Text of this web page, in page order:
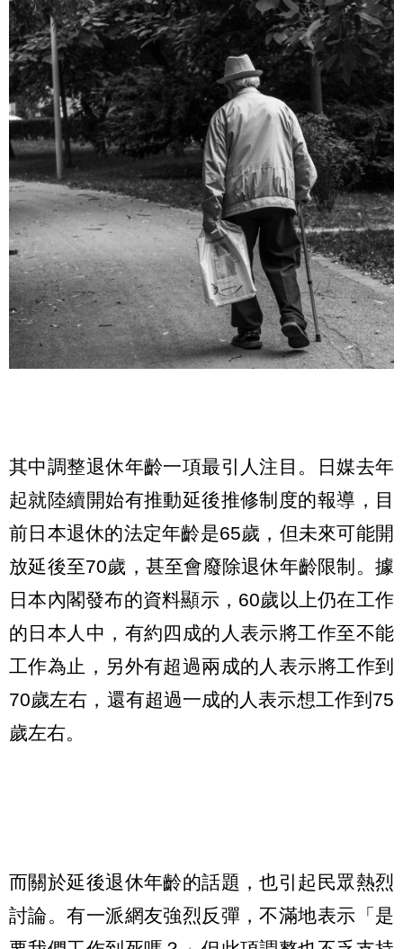
其中調整退休年齡一項最引人注目。日媒去年
起就陸續開始有推動延後推修制度的報導，目
前日本退休的法定年齡是65歲，但未來可能開
放延後至70歲，甚至會廢除退休年齡限制。據
日本內閣發布的資料顯示，60歲以上仍在工作
的日本人中，有約四成的人表示將工作至不能
工作為止，另外有超過兩成的人表示將工作到
70歲左右，還有超過一成的人表示想工作到75
歲左右。
而關於延後退休年齡的話題，也引起民眾熱烈
討論。有一派網友強烈反彈，不滿地表示「是